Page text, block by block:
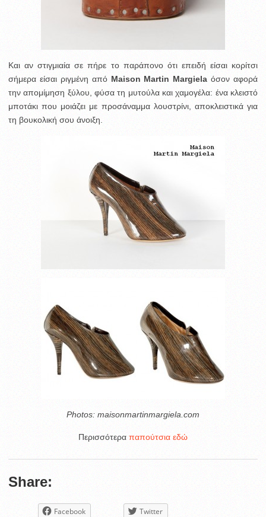
Και αν στιγμιαία σε πήρε το παράπονο ότι επειδή είσαι κορίτσι
σήμερα είσαι ριγμένη από Maison Martin Margiela όσον αφορά
την απομίμηση ξύλου, φύσα τη μυτούλα και χαμογέλα: ένα κλειστό
μποτάκι που μοιάζει με προσάναμμα λουστρίνι, αποκλειστικά για
τη βουκολική σου άνοιξη.
Photos: maisonmartinmargiela.com
Περισσότερα παπούτσια εδώ
Share:
Facebook Twitter